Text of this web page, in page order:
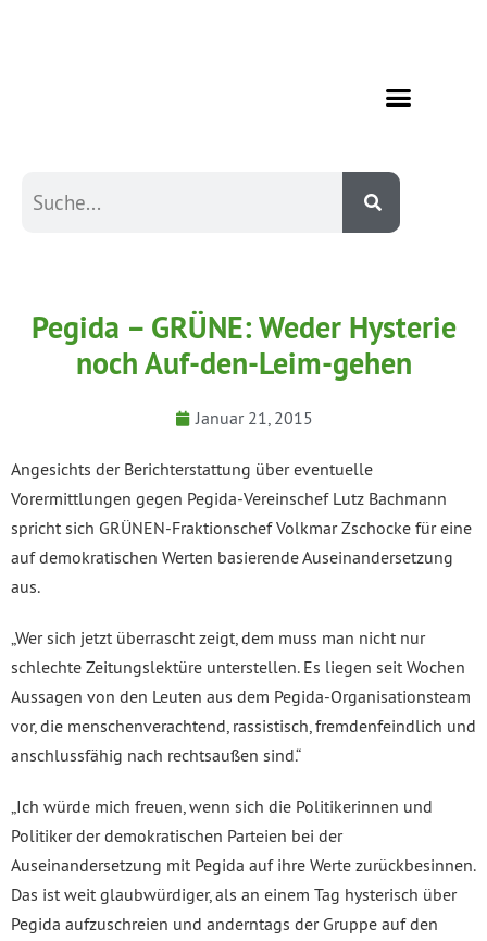
Pegida – GRÜNE: Weder Hysterie
noch Auf-den-Leim-gehen
Januar 21, 2015
Angesichts der Berichterstattung über eventuelle
Vorermittlungen gegen Pegida-Vereinschef Lutz Bachmann
spricht sich GRÜNEN-Fraktionschef Volkmar Zschocke für eine
auf demokratischen Werten basierende Auseinandersetzung
aus.
„Wer sich jetzt überrascht zeigt, dem muss man nicht nur
schlechte Zeitungslektüre unterstellen. Es liegen seit Wochen
Aussagen von den Leuten aus dem Pegida-Organisationsteam
vor, die menschenverachtend, rassistisch, fremdenfeindlich und
anschlussfähig nach rechtsaußen sind.“
„Ich würde mich freuen, wenn sich die Politikerinnen und
Politiker der demokratischen Parteien bei der
Auseinandersetzung mit Pegida auf ihre Werte zurückbesinnen.
Das ist weit glaubwürdiger, als an einem Tag hysterisch über
Pegida aufzuschreien und anderntags der Gruppe auf den